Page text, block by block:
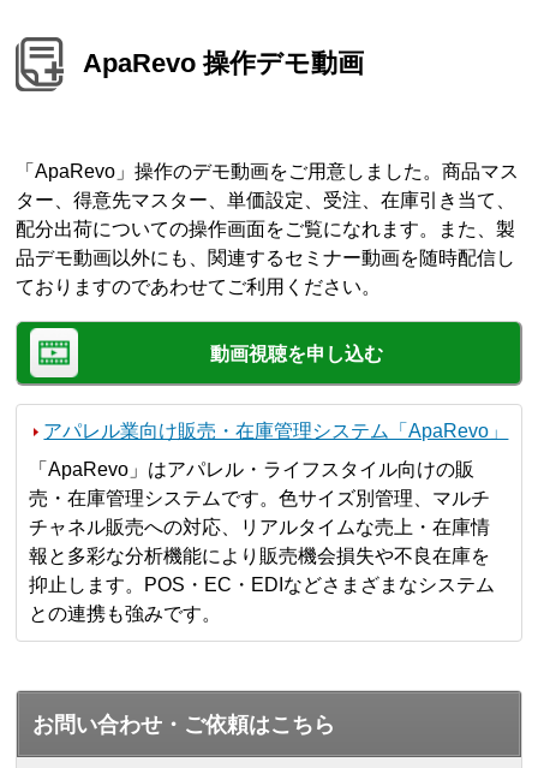
ApaRevo 操作デモ動画
「ApaRevo」操作のデモ動画をご用意しました。商品マス
ター、得意先マスター、単価設定、受注、在庫引き当て、
配分出荷についての操作画面をご覧になれます。また、製
品デモ動画以外にも、関連するセミナー動画を随時配信し
ておりますのであわせてご利用ください。
動画視聴を申し込む
アパレル業向け販売・在庫管理システム「ApaRevo」
「ApaRevo」はアパレル・ライフスタイル向けの販
売・在庫管理システムです。色サイズ別管理、マルチ
チャネル販売への対応、リアルタイムな売上・在庫情
報と多彩な分析機能により販売機会損失や不良在庫を
抑止します。POS・EC・EDIなどさまざまなシステム
との連携も強みです。
お問い合わせ・ご依頼はこちら